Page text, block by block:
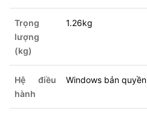
Trọng
lượng
(kg)
1.26kg
Hệ điều
hành
Windows bản quyền